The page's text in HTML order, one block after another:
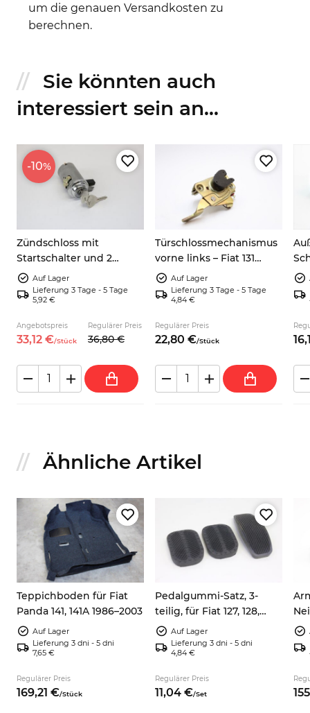
um die genauen Versandkosten zu
berechnen.
Sie könnten auch
interessiert sein an...
-10%
Zündschloss mit
Startschalter und 2
Schlüsseln für Fiat 124
Sport Spider AS BS BS1,
Coupé AC BC CC, 850
Auf Lager
Lieferung 3 Tage - 5 Tage
5,92 €
Angebotspreis
33,12 €/Stück
Regulärer Preis
36,80 €
Türschlossmechanismus
vorne links – Fiat 131
Mirafiori, Supermirafiori
Auf Lager
Lieferung 3 Tage - 5 Tage
4,84 €
Regulärer Preis
22,80 €/Stück 16,
Ähnliche Artikel
Teppichboden für Fiat
Panda 141, 141A 1986–2003
Auf Lager
Lieferung 3 dni - 5 dni
7,65 €
Regulärer Preis
169,21 €/Stück
Pedalgummi-Satz, 3-
teilig, für Fiat 127, 128,
Panda, X1/9 und
Autobianchi A112
Auf Lager
Lieferung 3 dni - 5 dni
4,84 €
Regulärer Preis
11,04 €/Set